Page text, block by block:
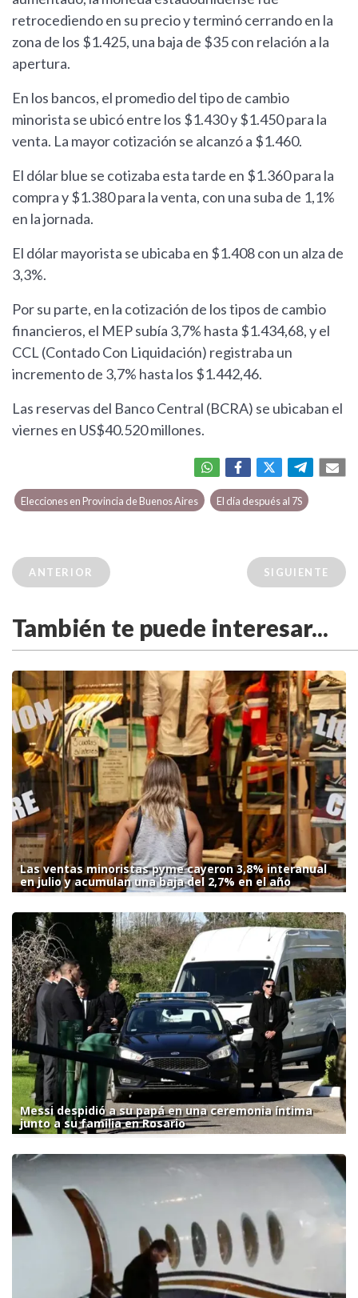
retrocediendo en su precio y terminó cerrando en la
zona de los $1.425, una baja de $35 con relación a la
apertura.
En los bancos, el promedio del tipo de cambio
minorista se ubicó entre los $1.430 y $1.450 para la
venta. La mayor cotización se alcanzó a $1.460.
El dólar blue se cotizaba esta tarde en $1.360 para la
compra y $1.380 para la venta, con una suba de 1,1%
en la jornada.
El dólar mayorista se ubicaba en $1.408 con un alza de
3,3%.
Por su parte, en la cotización de los tipos de cambio
financieros, el MEP subía 3,7% hasta $1.434,68, y el
CCL (Contado Con Liquidación) registraba un
incremento de 3,7% hasta los $1.442,46.
Las reservas del Banco Central (BCRA) se ubicaban el
viernes en US$40.520 millones.
Elecciones en Provincia de Buenos Aires El día después al 7S
ANTERIOR SIGUIENTE
También te puede interesar...
Las ventas minoristas pyme cayeron 3,8% interanual
en julio y acumulan una baja del 2,7% en el año
Messi despidió a su papá en una ceremonia íntima
junto a su familia en Rosario